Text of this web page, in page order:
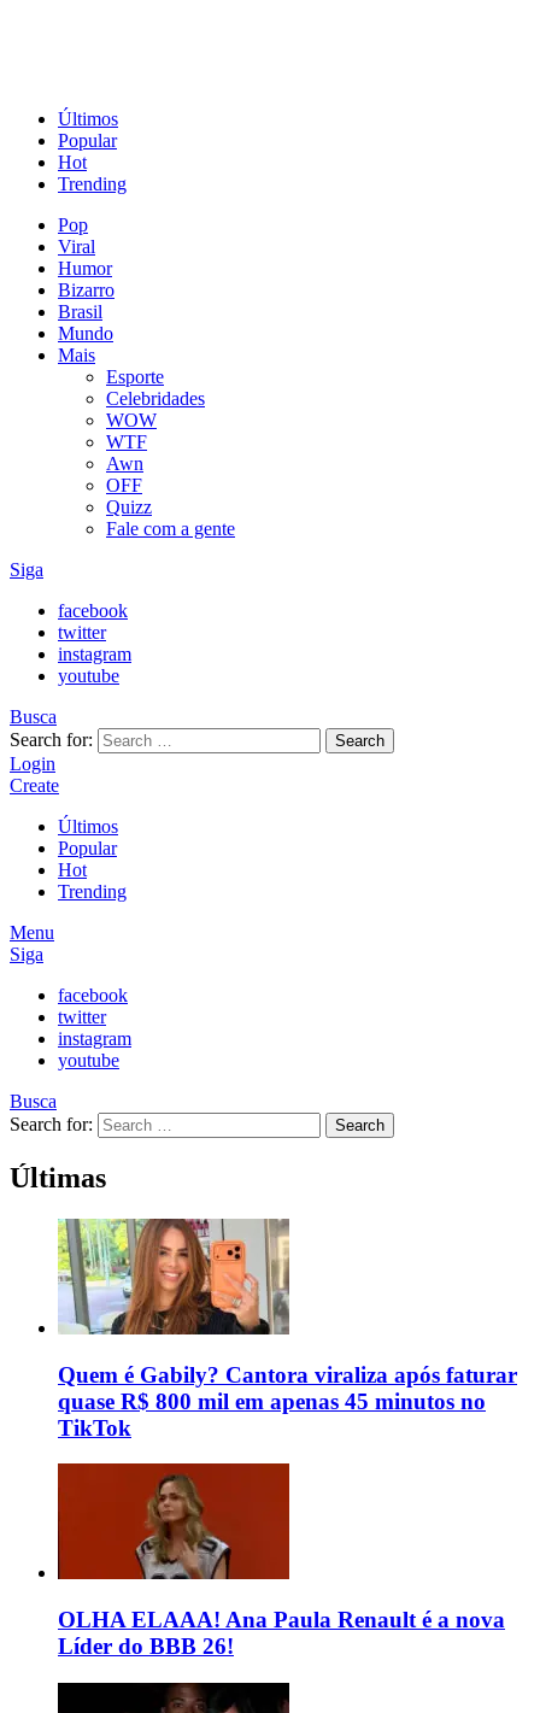
Últimos
Popular
Hot
Trending
Pop
Viral
Humor
Bizarro
Brasil
Mundo
Mais
Esporte
Celebridades
WOW
WTF
Awn
OFF
Quizz
Fale com a gente
Siga
facebook
twitter
instagram
youtube
Busca
Search for:
Search
Login
Create
Últimos
Popular
Hot
Trending
Menu
Siga
facebook
twitter
instagram
youtube
Busca
Search for:
Search
Últimas
Quem é Gabily? Cantora viraliza após faturar
quase R$ 800 mil em apenas 45 minutos no
TikTok
OLHA ELAAA! Ana Paula Renault é a nova
Líder do BBB 26!